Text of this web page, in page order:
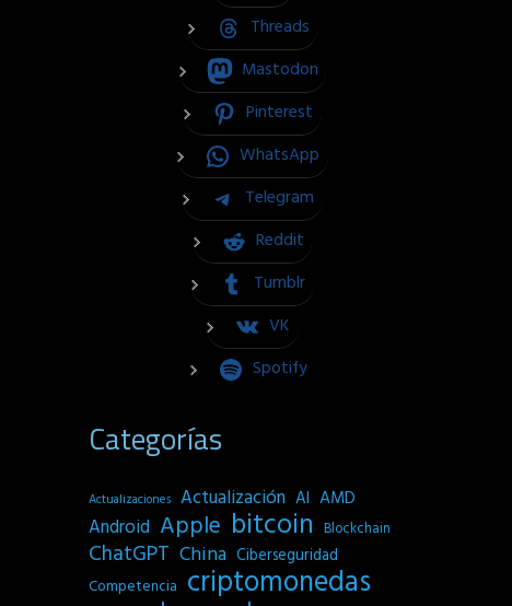
Threads
Mastodon
Pinterest
WhatsApp
Telegram
Reddit
Tumblr
VK
Spotify
Categorías
Actualizaciones Actualización AI AMD
Android Apple bitcoin Blockchain
ChatGPT China Ciberseguridad
Competencia criptomonedas